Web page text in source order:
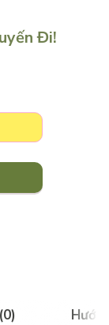
Đi!